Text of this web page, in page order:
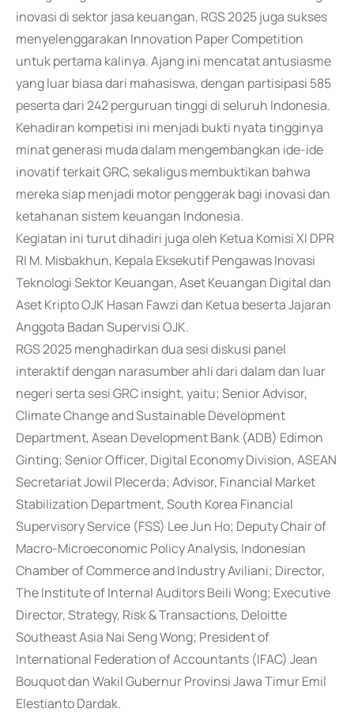
inovasi di sektor jasa keuangan, RGS 2025 juga sukses
menyelenggarakan Innovation Paper Competition
untuk pertama kalinya. Ajang ini mencatat antusiasme
yang luar biasa dari mahasiswa, dengan partisipasi 585
peserta dari 242 perguruan tinggi di seluruh Indonesia.
Kehadiran kompetisi ini menjadi bukti nyata tingginya
minat generasi muda dalam mengembangkan ide-ide
inovatif terkait GRC, sekaligus membuktikan bahwa
mereka siap menjadi motor penggerak bagi inovasi dan
ketahanan sistem keuangan Indonesia.
Kegiatan ini turut dihadiri juga oleh Ketua Komisi XI DPR
RI M. Misbakhun, Kepala Eksekutif Pengawas Inovasi
Teknologi Sektor Keuangan, Aset Keuangan Digital dan
Aset Kripto OJK Hasan Fawzi dan Ketua beserta Jajaran
Anggota Badan Supervisi OJK.
RGS 2025 menghadirkan dua sesi diskusi panel
interaktif dengan narasumber ahli dari dalam dan luar
negeri serta sesi GRC insight, yaitu; Senior Advisor,
Climate Change and Sustainable Development
Department, Asean Development Bank (ADB) Edimon
Ginting; Senior Officer, Digital Economy Division, ASEAN
Secretariat Jowil Plecerda; Advisor, Financial Market
Stabilization Department, South Korea Financial
Supervisory Service (FSS) Lee Jun Ho; Deputy Chair of
Macro-Microeconomic Policy Analysis, Indonesian
Chamber of Commerce and Industry Aviliani; Director,
The Institute of Internal Auditors Beili Wong; Executive
Director, Strategy, Risk & Transactions, Deloitte
Southeast Asia Nai Seng Wong; President of
International Federation of Accountants (IFAC) Jean
Bouquot dan Wakil Gubernur Provinsi Jawa Timur Emil
Elestianto Dardak.